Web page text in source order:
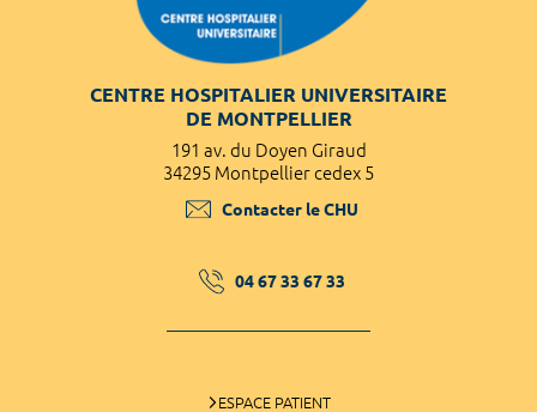
CENTRE HOSPITALIER UNIVERSITAIRE
DE MONTPELLIER
191 av. du Doyen Giraud
34295 Montpellier cedex 5
Contacter le CHU
04 67 33 67 33
ESPACE PATIENT